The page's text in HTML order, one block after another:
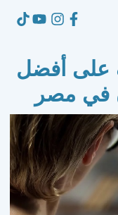
على أفضل
في مصر